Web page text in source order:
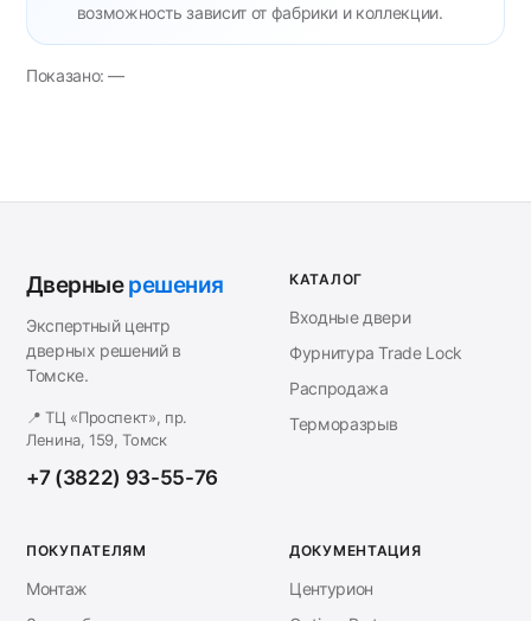
возможность зависит от фабрики и коллекции.
Показано: —
Дверныерешения
Экспертный центр
дверных решений в
Томске.
📍 ТЦ «Проспект», пр.
Ленина, 159, Томск
+7 (3822) 93-55-76
КАТАЛОГ
Входные двери
Фурнитура Trade Lock
Распродажа
Терморазрыв
ПОКУПАТЕЛЯМ
Монтаж
ДОКУМЕНТАЦИЯ
Центурион